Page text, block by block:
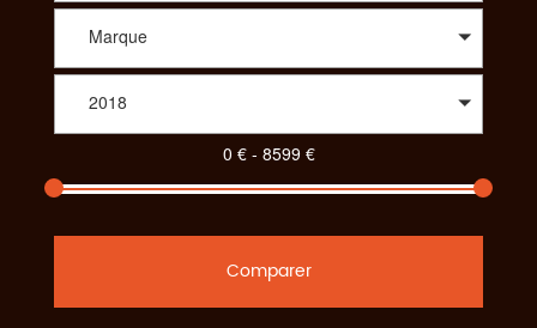
Marque
2018
Comparer